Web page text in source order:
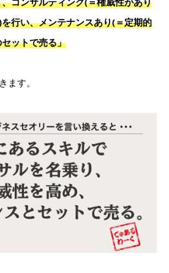
行い、メンテナンスあり(＝定期的
ットで売る」
ます。